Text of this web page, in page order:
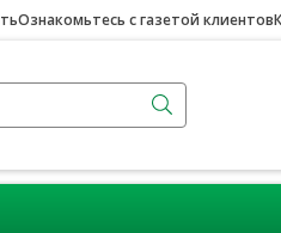
Ознакомьтесь с газетой клиентов